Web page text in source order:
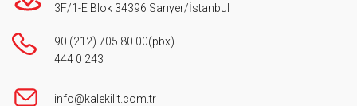
3F/1-E Blok 34396 Sarıyer/İstanbul
90 (212) 705 80 00(pbx)
444 0 243
info@kalekilit.com.tr